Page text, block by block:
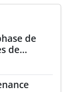
de
de